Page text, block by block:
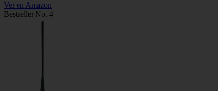
Ver en Amazon
Bestseller No. 4